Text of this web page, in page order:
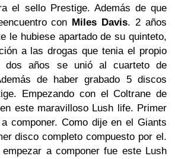
el sello Prestige. Además de que
con Miles Davis. 2 años
le hubiese apartado de su quinteto,
a las drogas que tenia el propio
dos años se unió al cuarteto de
de haber grabado 5 discos
Empezando con el Coltrane de
este maravilloso Lush life. Primer
componer. Como dije en el Giants
disco completo compuesto por el.
a componer fue este Lush